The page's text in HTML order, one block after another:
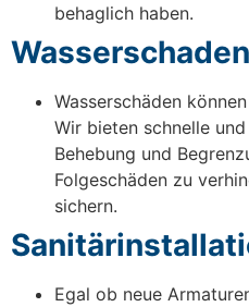
behaglich haben.
Wasserschäden
Wir bieten schnelle
Behebung und
Folgeschäden zu
sichern.
Egal ob neue